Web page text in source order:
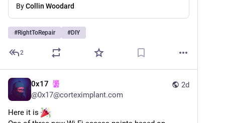
ByCollin Woodard
#RightToRepair #DIY
2
2d
0x17
@0x17@corteximplant.com
Here it is